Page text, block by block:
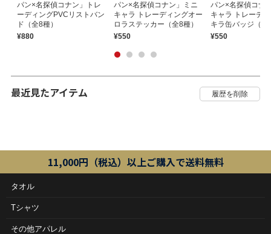
パン×名探偵コナン」トレ
ーディングPVCリストバン
ド（全8種）
¥880
パン×名探偵コナン」ミニ
キャラ トレーディングオー
ロラステッカー（全8種）
¥550
パン×名探偵コナ
キャラ トレーデ
キラ缶バッジ（全
¥550
最近見たアイテム
11,000円（税込）以上ご購入で送料無料
タオル
Tシャツ
その他アパレル